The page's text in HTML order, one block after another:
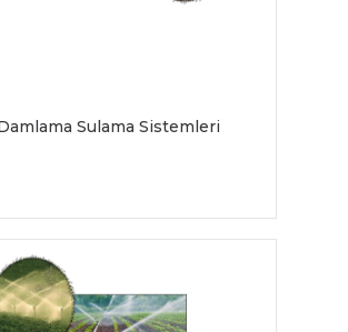
Sulama Sistemleri